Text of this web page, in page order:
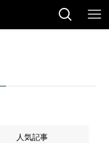
人気記事